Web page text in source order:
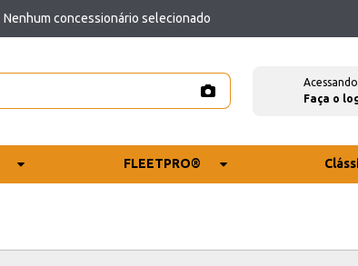
Nenhum concessionário selecionado
Faça o
FLEETPRO®